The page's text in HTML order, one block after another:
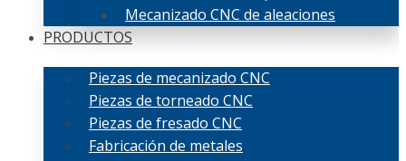
Mecanizado CNC de aleaciones
PRODUCTOS
Piezas de mecanizado CNC
Piezas de torneado CNC
Piezas de fresado CNC
Fabricación de metales